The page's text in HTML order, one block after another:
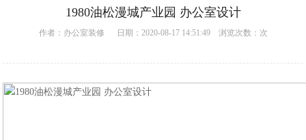
1980油松漫城产业园 办公室设计
作者： 办公室装修 日期：2020-08-17 14:51:49 浏览次数： 次